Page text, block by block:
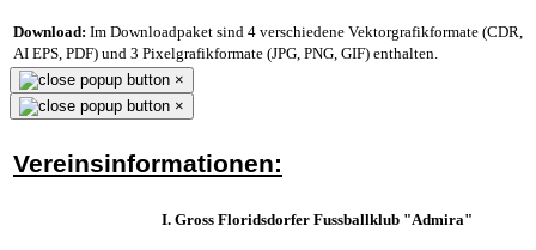
Download: Im Downloadpaket sind 4 verschiedene Vektorgrafikformate (CDR,
AI EPS, PDF) und 3 Pixelgrafikformate (JPG, PNG, GIF) enthalten.
×
×
Vereinsinformationen:
I. Gross Floridsdorfer Fussballklub "Admira"